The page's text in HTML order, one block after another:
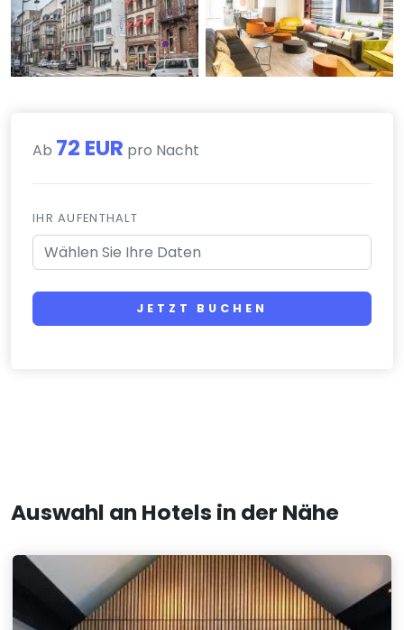
Ab 72 EUR pro Nacht
IHR AUFENTHALT
JETZT BUCHEN
Auswahl an Hotels in der Nähe